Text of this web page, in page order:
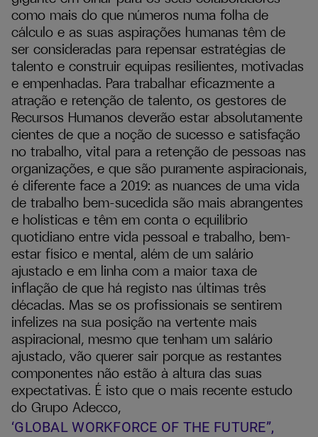
como mais do que números numa folha de
cálculo e as suas aspirações humanas têm de
ser consideradas para repensar estratégias de
talento e construir equipas resilientes, motivadas
e empenhadas. Para trabalhar eficazmente a
atração e retenção de talento, os gestores de
Recursos Humanos deverão estar absolutamente
cientes de que a noção de sucesso e satisfação
no trabalho, vital para a retenção de pessoas nas
organizações, e que são puramente aspiracionais,
é diferente face a 2019: as nuances de uma vida
de trabalho bem-sucedida são mais abrangentes
e holísticas e têm em conta o equilíbrio
quotidiano entre vida pessoal e trabalho, bem-
estar físico e mental, além de um salário
ajustado e em linha com a maior taxa de
inflação de que há registo nas últimas três
décadas. Mas se os profissionais se sentirem
infelizes na sua posição na vertente mais
aspiracional, mesmo que tenham um salário
ajustado, vão querer sair porque as restantes
componentes não estão à altura das suas
expectativas. É isto que o mais recente estudo
do Grupo Adecco,
‘GLOBALWORKFORCE OF THE FUTURE”,